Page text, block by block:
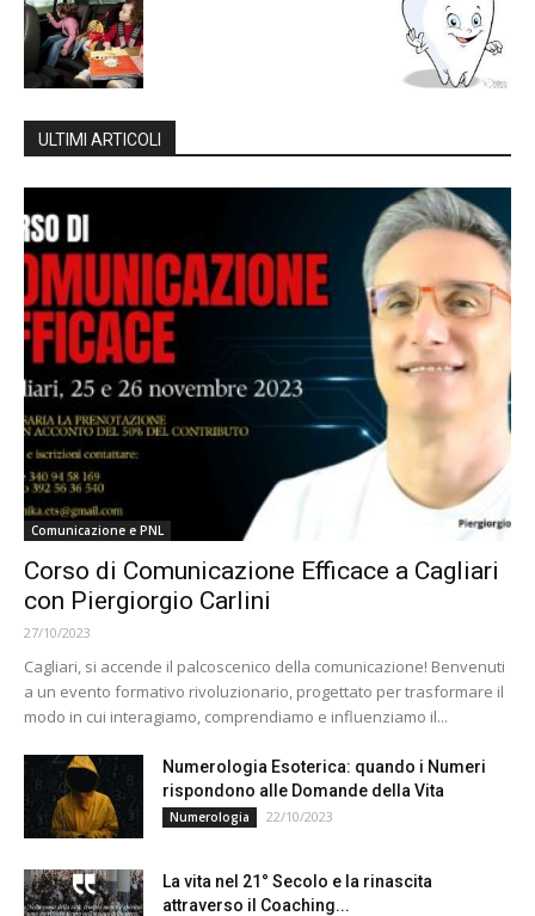
ULTIMI ARTICOLI
Comunicazione e PNL
Corso di Comunicazione Efficace a Cagliari
con Piergiorgio Carlini
27/10/2023
Cagliari, si accende il palcoscenico della comunicazione! Benvenuti
a un evento formativo rivoluzionario, progettato per trasformare il
modo in cui interagiamo, comprendiamo e influenziamo il...
Numerologia Esoterica: quando i Numeri
rispondono alle Domande della Vita
Numerologia 22/10/2023
La vita nel 21° Secolo e la rinascita
attraverso il Coaching...